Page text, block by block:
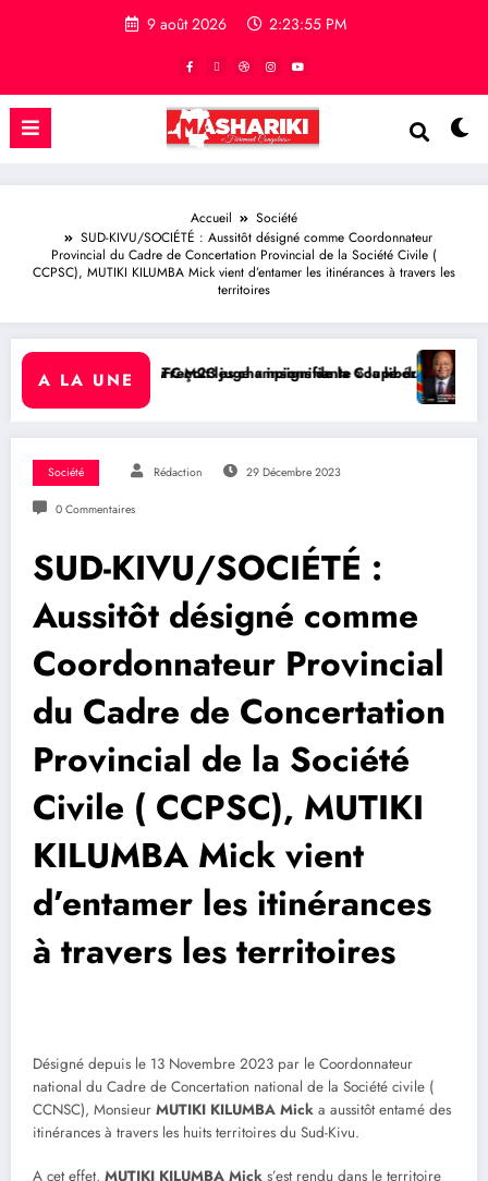
9 août 2026 2:23:56 PM
Accueil
Société
SUD-KIVU/SOCIÉTÉ : Aussitôt désigné comme Coordonnateur
Provincial du Cadre de Concertation Provincial de la Société Civile (
CCPSC), MUTIKI KILUMBA Mick vient d’entamer les itinérances à travers les
territoires
A LA UNEde la Coupe du Congo
« insignifiante » la libération de 15 détenus par Kinshasa
RDC/ POLITIQUE : Aimé Boji
Société Rédaction 29 Décembre 2023
0 Commentaires
SUD-KIVU/SOCIÉTÉ :
Aussitôt désigné comme
Coordonnateur Provincial
du Cadre de Concertation
Provincial de la Société
Civile ( CCPSC), MUTIKI
KILUMBA Mick vient
d’entamer les itinérances
à travers les territoires
Désigné depuis le 13 Novembre 2023 par le Coordonnateur
national du Cadre de Concertation national de la Société civile (
CCNSC), Monsieur MUTIKI KILUMBA Mick a aussitôt entamé des
itinérances à travers les huits territoires du Sud-Kivu.
A cet effet, MUTIKI KILUMBA Mick s’est rendu dans le territoire